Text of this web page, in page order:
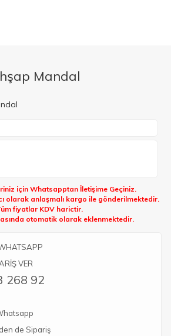
Mandal
için Whatsapptan İletişime Geçiniz.
olarak anlaşmalı kargo ile gönderilmektedir.
fiyatlar KDV harictir.
otomatik olarak eklenmektedir.
VER
268 92
de Sipariş